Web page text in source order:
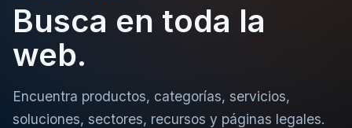
Busca en toda la
web.
Encuentra productos, categorías, servicios,
soluciones, sectores, recursos y páginas legales.